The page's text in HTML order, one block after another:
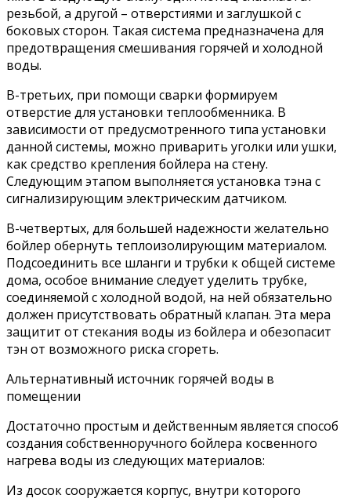
резьбой, а другой – отверстиями и заглушкой с
боковых сторон. Такая система предназначена для
предотвращения смешивания горячей и холодной
воды.
В-третьих, при помощи сварки формируем
отверстие для установки теплообменника. В
зависимости от предусмотренного типа установки
данной системы, можно приварить уголки или ушки,
как средство крепления бойлера на стену.
Следующим этапом выполняется установка тэна с
сигнализирующим электрическим датчиком.
В-четвертых, для большей надежности желательно
бойлер обернуть теплоизолирующим материалом.
Подсоединить все шланги и трубки к общей системе
дома, особое внимание следует уделить трубке,
соединяемой с холодной водой, на ней обязательно
должен присутствовать обратный клапан. Эта мера
защитит от стекания воды из бойлера и обезопасит
тэн от возможного риска сгореть.
Альтернативный источник горячей воды в
помещении
Достаточно простым и действенным является способ
создания собственноручного бойлера косвенного
нагрева воды из следующих материалов:
Из досок сооружается корпус, внутри которого